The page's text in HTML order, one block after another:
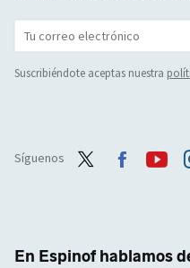
Suscribiéndote aceptas nuestra
Síguenos
En Espinof hablamos